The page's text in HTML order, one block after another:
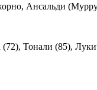
Ансальди
Тонали (85),